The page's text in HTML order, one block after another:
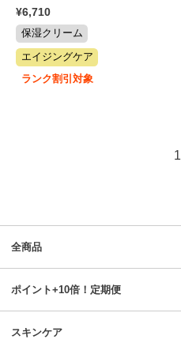
¥6,710
保湿クリーム
エイジングケア
ランク割引対象
1
全商品
ポイント+10倍！定期便
スキンケア